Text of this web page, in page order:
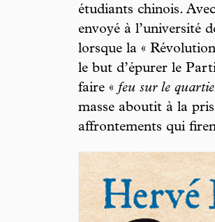
étudiants chinois.
envoyé à l’université
lorsque la «
le but d’épurer le
faire « feu sur le
masse aboutit à la
affrontements qui